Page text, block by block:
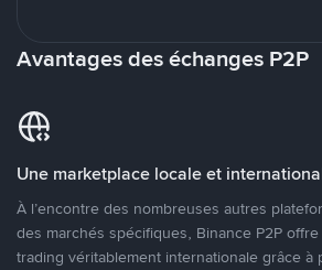
Avantages des échanges P2P
Une marketplace locale et
À l’encontre des nombreuses autres
des marchés spécifiques, Binance P2P
trading véritablement internationale grâce à